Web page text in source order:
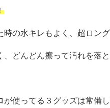
時の水キレもよく、超ロング
、どんどん擦って汚れを落
が使ってる３グッズは常備